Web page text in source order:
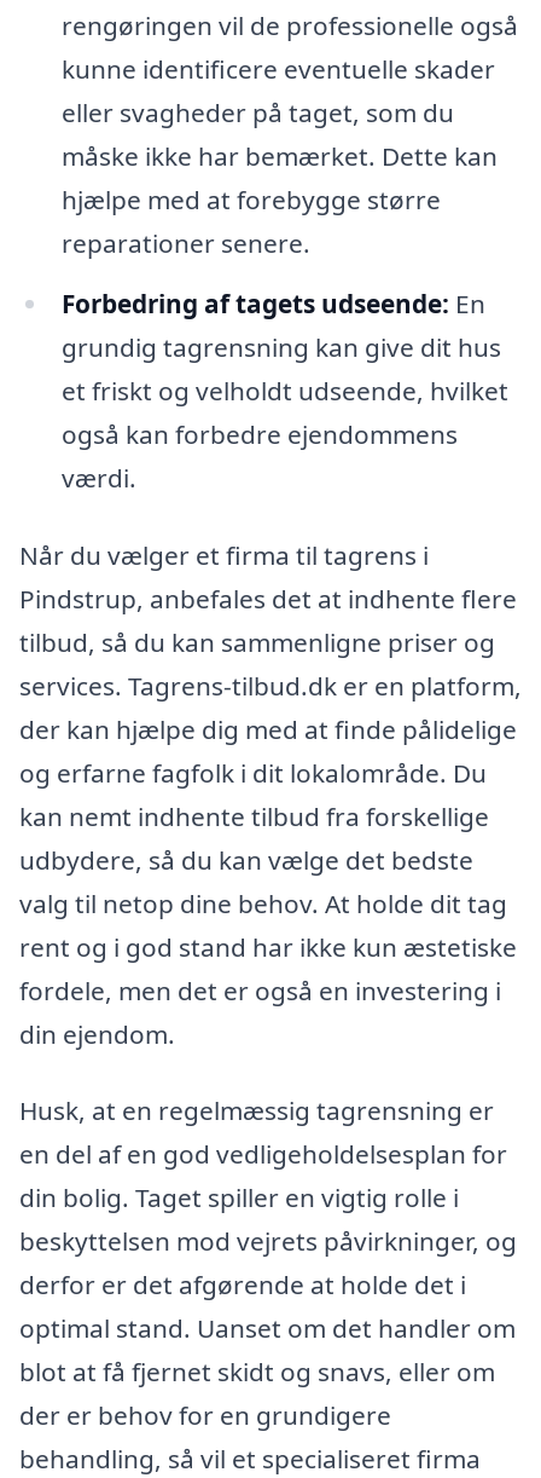
rengøringen vil de professionelle også
kunne identificere eventuelle skader
eller svagheder på taget, som du
måske ikke har bemærket. Dette kan
hjælpe med at forebygge større
reparationer senere.
Forbedring af tagets udseende: En
grundig tagrensning kan give dit hus
et friskt og velholdt udseende, hvilket
også kan forbedre ejendommens
værdi.
Når du vælger et firma til tagrens i
Pindstrup, anbefales det at indhente flere
tilbud, så du kan sammenligne priser og
services. Tagrens-tilbud.dk er en platform,
der kan hjælpe dig med at finde pålidelige
og erfarne fagfolk i dit lokalområde. Du
kan nemt indhente tilbud fra forskellige
udbydere, så du kan vælge det bedste
valg til netop dine behov. At holde dit tag
rent og i god stand har ikke kun æstetiske
fordele, men det er også en investering i
din ejendom.
Husk, at en regelmæssig tagrensning er
en del af en god vedligeholdelsesplan for
din bolig. Taget spiller en vigtig rolle i
beskyttelsen mod vejrets påvirkninger, og
derfor er det afgørende at holde det i
optimal stand. Uanset om det handler om
blot at få fjernet skidt og snavs, eller om
der er behov for en grundigere
behandling, så vil et specialiseret firma